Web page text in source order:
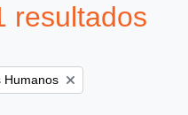
resultados
Humanos